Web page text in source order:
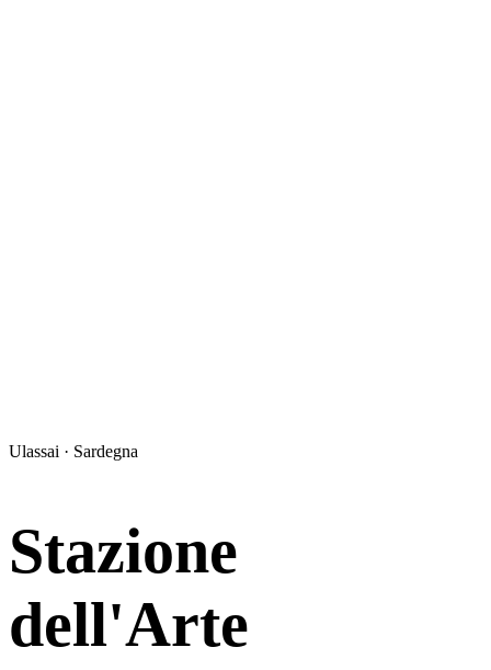
Ulassai · Sardegna
Stazione
dell'Arte